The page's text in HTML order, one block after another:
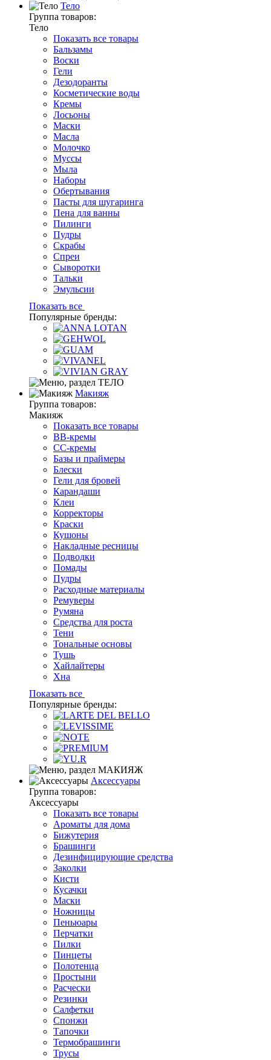
Тело
Группа товаров:
Тело
Показать все товары
Бальзамы
Воски
Гели
Дезодоранты
Косметические воды
Кремы
Лосьоны
Маски
Масла
Молочко
Муссы
Мыла
Наборы
Обертывания
Пасты для шугаринга
Пена для ванны
Пилинги
Пудры
Скрабы
Спреи
Сыворотки
Тальки
Эмульсии
Показать все
Популярные бренды:
Макияж
Группа товаров:
Макияж
Показать все товары
BB-кремы
CC-кремы
Базы и праймеры
Блески
Гели для бровей
Карандаши
Клеи
Корректоры
Краски
Кушоны
Накладные ресницы
Подводки
Помады
Пудры
Расходные материалы
Ремуверы
Румяна
Средства для роста
Тени
Тональные основы
Тушь
Хайлайтеры
Хна
Показать все
Популярные бренды:
Аксессуары
Группа товаров:
Аксессуары
Показать все товары
Ароматы для дома
Бижутерия
Брашинги
Дезинфицирующие средства
Заколки
Кисти
Кусачки
Маски
Ножницы
Пеньюары
Перчатки
Пилки
Пинцеты
Полотенца
Простыни
Расчески
Резинки
Салфетки
Спонжи
Тапочки
Термобрашинги
Трусы